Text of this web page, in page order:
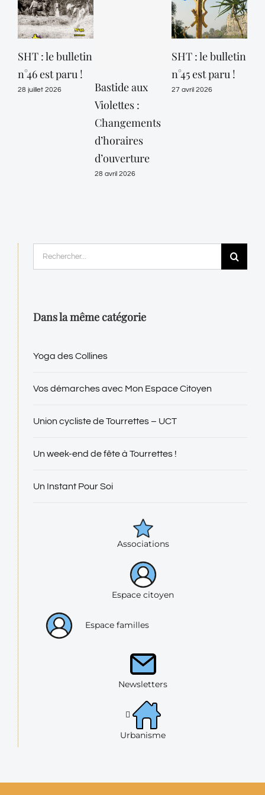
SHT : le bulletin
n°46 est paru !
28 juillet 2026
Bastide aux
Violettes :
Changements
d’horaires
d’ouverture
28 avril 2026
SHT : le bulletin
n°45 est paru !
27 avril 2026
Dans la même catégorie
Yoga des Collines
Vos démarches avec Mon Espace Citoyen
Union cycliste de Tourrettes – UCT
Un week-end de fête à Tourrettes !
Un Instant Pour Soi
Associations
Espace citoyen
Espace familles
Newsletters
Urbanisme